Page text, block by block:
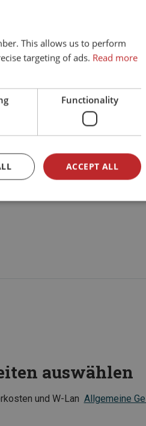
auswählen
und W-Lan Allgemeine
This allows us to perform
targeting of ads. Read more
Functionality
ACCEPT ALL